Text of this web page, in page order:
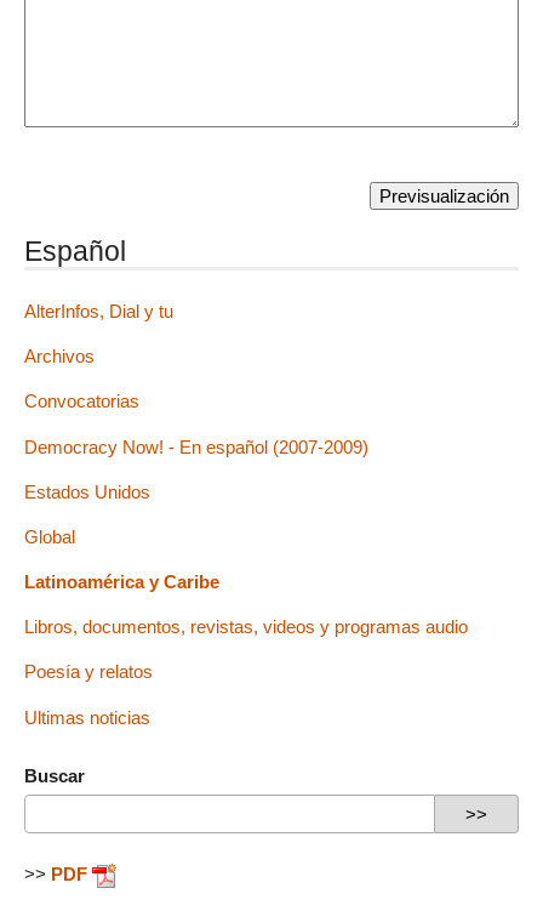
Español
AlterInfos, Dial y tu
Archivos
Convocatorias
Democracy Now! - En español (2007-2009)
Estados Unidos
Global
Latinoamérica y Caribe
Libros, documentos, revistas, videos y programas audio
Poesía y relatos
Ultimas noticias
Buscar
>> PDF